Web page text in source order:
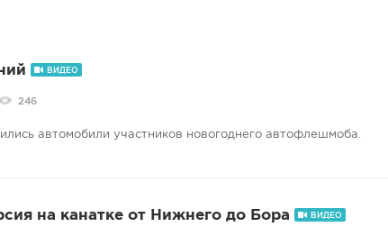
ВИДЕО
246
автомобили участников новогоднего автофлешмоба.
на канатке от Нижнего до Бора ВИДЕО